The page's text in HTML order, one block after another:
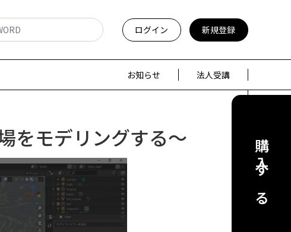
ログイン 新規登録
お知らせ 法人受講
をモデリングする～
購入する